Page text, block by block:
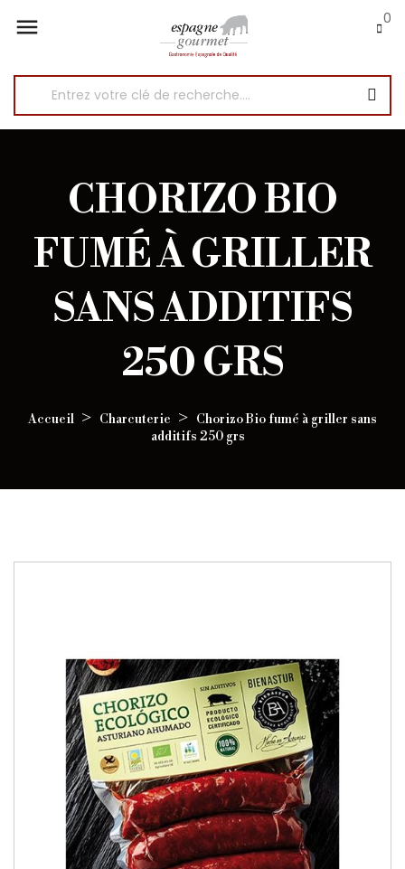
 0
CHORIZO BIO
FUMÉ À GRILLER
SANS ADDITIFS
250 GRS
Accueil Charcuterie
Chorizo Bio fumé à griller sans
additifs 250 grs